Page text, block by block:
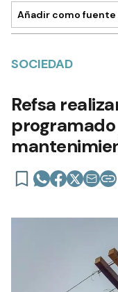
Añadir como fuente
SOCIEDAD
Refsa